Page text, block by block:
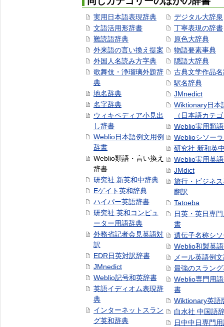
実用日本語表現辞典
文語活用形辞書
難読語辞典
外来語の言い換え提案
外国人名読み方字典
歌舞伎・浄瑠璃外題辞
典
地名辞典
名字辞典
ウィキペディア小見出
し辞書
Weblio日本語例文用例
辞書
Weblio類語・言い換え
辞書
研究社 新英和中辞典
Eゲイト英和辞典
ハイパー英語辞書
研究社 英和コンピュ
ーター用語辞典
外務省記者会見英語対
訳
EDR日英対訳辞書
JMnedict
Weblio記号和英辞書
英語イディオム表現辞
典
インターネットスラン
グ英和辞典
デジタル大辞泉
丁寧表現の辞書
原色大辞典
物語要素事典
隠語大辞典
古典文学作品
駅名辞典
JMnedict
Wiktionary日本
（日本語カテ
Weblio実用類
Weblioシソー
研究社 新和英
Weblio実用英
JMdict
旅行・ビジネ
翻訳
Tatoeba
日英・英日専
書
遺伝子名称シ
Weblio和製英
メール英語例
最強のスラン
Weblio専門用
書
Wiktionary英語
白水社 中国語
日中中日専門